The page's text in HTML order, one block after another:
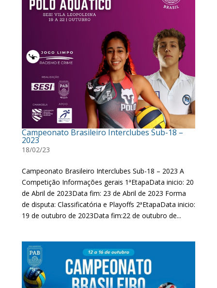
Campeonato Brasileiro Interclubes Sub-18 –
2023
18/02/23
Campeonato Brasileiro Interclubes Sub-18 – 2023 A
Competição Informações gerais 1ªEtapaData inicio: 20
de Abril de 2023Data fim: 23 de Abril de 2023 Forma
de disputa: Classificatória e Playoffs 2ªEtapaData inicio:
19 de outubro de 2023Data fim:22 de outubro de...